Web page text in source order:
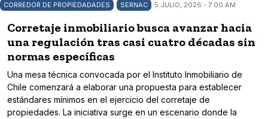
CORREDOR DE PROPIEDADADES
SERNAC 5 JULIO, 2026 - 7:00 AM
Corretaje inmobiliario busca avanzar hacia
una regulación tras casi cuatro décadas sin
normas específicas
Una mesa técnica convocada por el Instituto Inmobiliario de
Chile comenzará a elaborar una propuesta para establecer
estándares mínimos en el ejercicio del corretaje de
propiedades. La iniciativa surge en un escenario donde la